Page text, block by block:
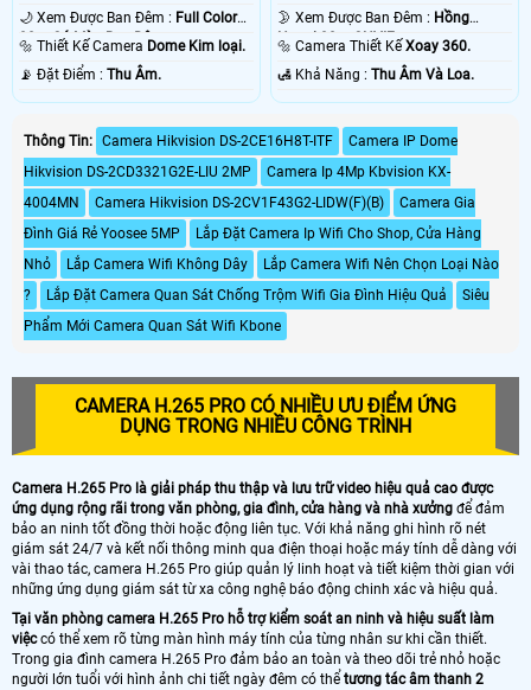
🌙 Xem Được Ban Đêm : Full Color
30m Có Màu Ban Ðêm.
🔩 Thiết Kế Camera Dome Kim loại.
️📡 Đặt Điểm : Thu Âm.
🌛 Xem Được Ban Đêm : Hồng
Ngoại 30m ONVIF.
🔩 Camera Thiết KếXoay 360.
️🛃 Khả Năng :Thu Âm Và Loa.
Thông Tin: Camera Hikvision DS-2CE16H8T-ITF
Camera IP Dome
Hikvision DS-2CD3321G2E-LIU 2MP
Camera Ip 4Mp Kbvision KX-
4004MN
Camera Hikvision DS-2CV1F43G2-LIDW(F)(B)
Camera Gia
Đình Giá Rẻ Yoosee 5MP
Lắp Đặt Camera Ip Wifi Cho Shop, Cửa Hàng
Nhỏ
Lắp Camera Wifi Không Dây
Lắp Camera Wifi Nên Chọn Loại Nào
?
Lắp Đặt Camera Quan Sát Chống Trộm Wifi Gia Đình Hiệu Quả
Siêu
Phẩm Mới Camera Quan Sát Wifi Kbone
CAMERA H.265 PRO CÓ NHIỀU ƯU ĐIỂM ỨNG
DỤNG TRONG NHIỀU CÔNG TRÌNH
Camera H.265 Pro là giải pháp thu thập và lưu trữ video hiệu quả cao được
ứng dụng rộng rãi trong văn phòng, gia đình, cửa hàng và nhà xưởng để đảm
bảo an ninh tốt đồng thời hoặc động liên tục. Với khả năng ghi hình rõ nét
giám sát 24/7 và kết nối thông minh qua điện thoại hoặc máy tính dễ dàng với
vài thao tác, camera H.265 Pro giúp quản lý linh hoạt và tiết kiệm thời gian với
những ứng dụng giám sát từ xa công nghệ báo động chinh xác và hiệu quả.
Tại văn phòng camera H.265 Pro hỗ trợ kiểm soát an ninh và hiệu suất làm
việccó thể xem rõ từng màn hình máy tính của từng nhân sư khi cần thiết.
Trong gia đình camera H.265 Pro đảm bảo an toàn và theo dõi trẻ nhỏ hoặc
người lớn tuổi với hình ảnh chi tiết ngày đêm có thể tương tác âm thanh 2